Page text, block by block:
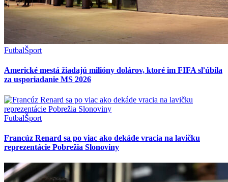
FutbalŠport
Americké mestá žiadajú milióny dolárov, ktoré im FIFA sľúbila
za usporiadanie MS 2026
FutbalŠport
Francúz Renard sa po viac ako dekáde vracia na lavičku
reprezentácie Pobrežia Slonoviny